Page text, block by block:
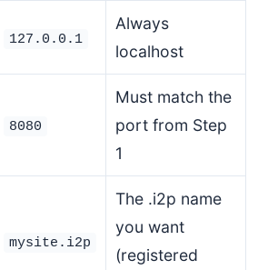
127.0.0.1
Always
localhost
8080
Must match the
port from Step
1
mysite.i2p
The .i2p name
you want
(registered